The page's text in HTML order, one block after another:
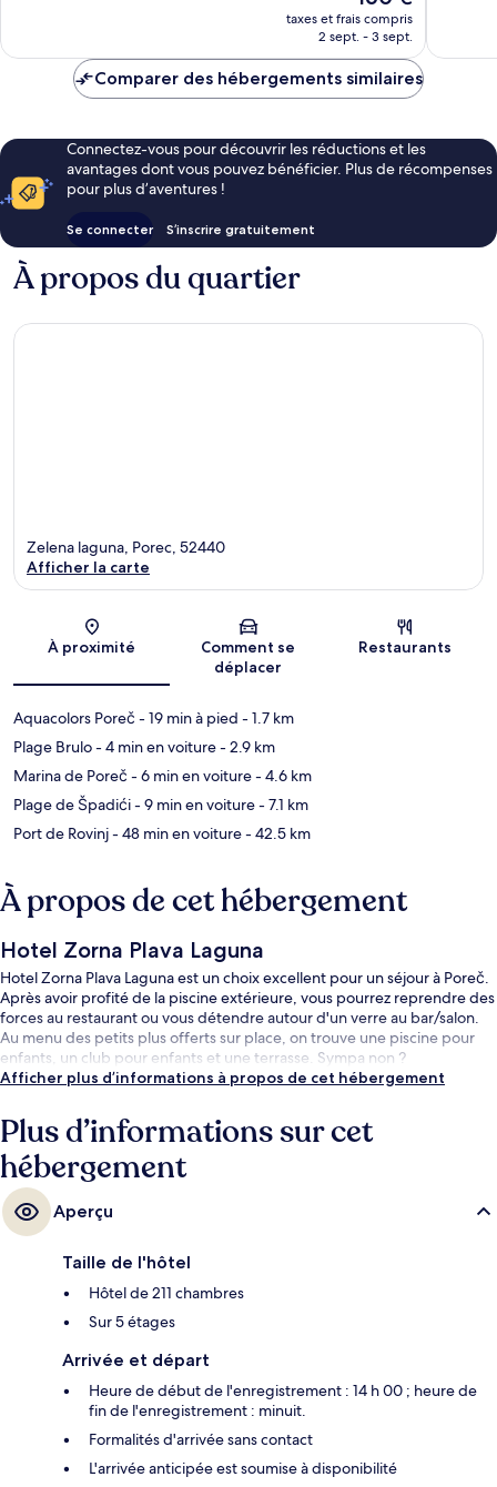
nouveau
prix
de
taxes et frais compris
2 sept. - 3 sept.
Comparer des hébergements similaires
Connectez-vous pour découvrir les réductions et les
avantages dont vous pouvez bénéficier. Plus de récompenses
pour plus d’aventures !
Se connecter S’inscrire gratuitement
À propos du quartier
Carte
Zelena laguna, Porec, 52440
Afficher la carte
À proximité
Comment se
déplacer
Restaurants
Aquacolors Poreč - 19 min à pied - 1.7 km
Plage Brulo- 4 min en voiture- 2.9 km
Marina de Poreč - 6 min en voiture- 4.6 km
Plage de Špadići- 9 min en voiture- 7.1 km
Port de Rovinj- 48 min en voiture- 42.5 km
À propos de cet hébergement
Hotel Zorna Plava Laguna
Hotel Zorna Plava Laguna est un choix excellent pour un séjour à Poreč.
Après avoir profité de la piscine extérieure, vous pourrez reprendre des
forces au restaurant ou vous détendre autour d'un verre au bar/salon.
Au menu des petits plus offerts sur place, on trouve une piscine pour
enfants, un club pour enfants et une terrasse. Sympa non ?
Afficher plus d’informations à propos de cet hébergement
Plus d’informations sur cet
hébergement
Aperçu
Taille de l'hôtel
Hôtel de 211 chambres
Sur 5 étages
Arrivée et départ
Heure de début de l'enregistrement : 14 h 00 ; heure de
fin de l'enregistrement : minuit.
Formalités d'arrivée sans contact
L'arrivée anticipée est soumise à disponibilité